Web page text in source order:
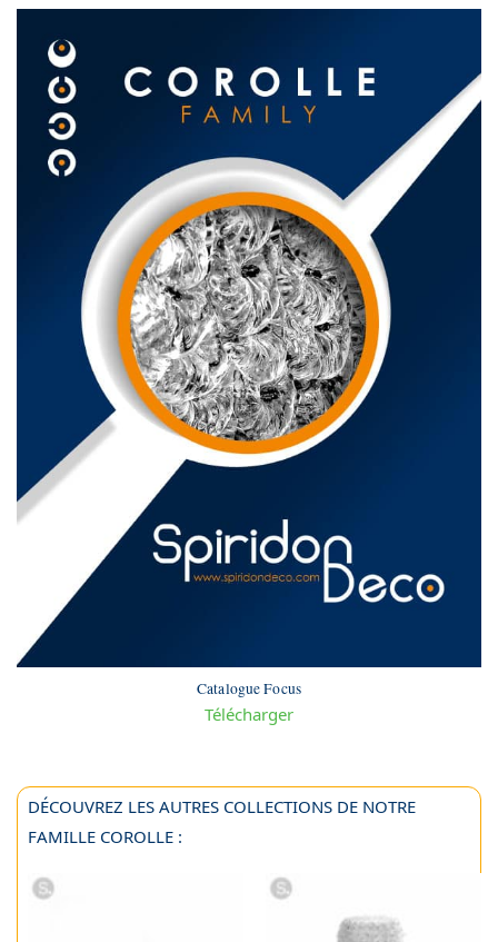
Catalogue Focus
Télécharger
DÉCOUVREZ LES AUTRES COLLECTIONS DE NOTRE
FAMILLE COROLLE :